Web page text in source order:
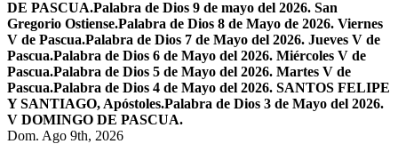
DE PASCUA.Palabra de Dios 9 de mayo del 2026. San
Gregorio Ostiense.Palabra de Dios 8 de Mayo de 2026. Viernes
V de Pascua.Palabra de Dios 7 de Mayo del 2026. Jueves V de
Pascua.Palabra de Dios 6 de Mayo del 2026. Miércoles V de
Pascua.Palabra de Dios 5 de Mayo del 2026. Martes V de
Pascua.Palabra de Dios 4 de Mayo del 2026. SANTOS FELIPE
Y SANTIAGO, Apóstoles.Palabra de Dios 3 de Mayo del 2026.
V DOMINGO DE PASCUA.
Dom. Ago 9th, 2026